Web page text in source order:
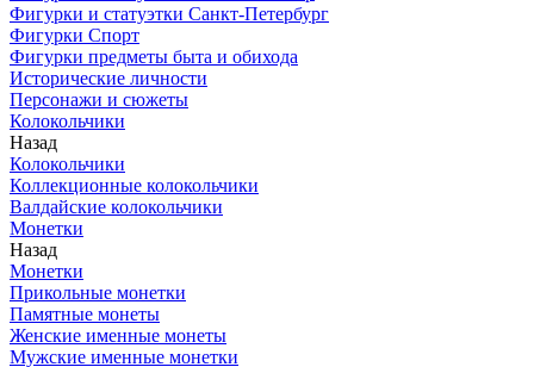
Фигурки и статуэтки Санкт-Петербург
Фигурки Спорт
Фигурки предметы быта и обихода
Исторические личности
Персонажи и сюжеты
Колокольчики
Назад
Колокольчики
Коллекционные колокольчики
Валдайские колокольчики
Монетки
Назад
Монетки
Прикольные монетки
Памятные монеты
Женские именные монеты
Мужские именные монетки